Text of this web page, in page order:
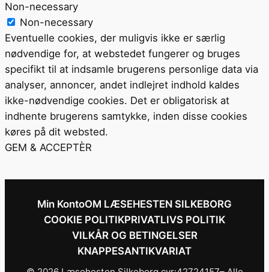
Non-necessary
Non-necessary
Eventuelle cookies, der muligvis ikke er særlig
nødvendige for, at webstedet fungerer og bruges
specifikt til at indsamle brugerens personlige data via
analyser, annoncer, andet indlejret indhold kaldes
ikke-nødvendige cookies. Det er obligatorisk at
indhente brugerens samtykke, inden disse cookies
køres på dit websted.
GEM & ACCEPTÈR
Min KontoOM LÆSEHESTEN SILKEBORG
COOKIE POLITIKPRIVATLIVS POLITIK
VILKÅR OG BETINGELSER
KNAPPESANTIKVARIAT